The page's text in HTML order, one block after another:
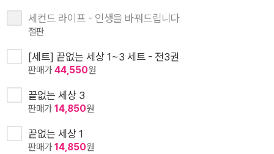
세컨드 라이프 - 인생을 바꿔드립니다
절판
[세트] 끝없는 세상 1~3 세트 - 전3권
판매가44,550원
끝없는 세상 3
판매가14,850원
끝없는 세상 1
판매가14,850원